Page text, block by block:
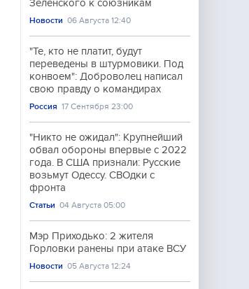
Зеленского к союзникам
Новости 06 Августа 12:40
"Те, кто не платит, будут
переведены в штурмовики. Под
конвоем": Доброволец написал
свою правду о командирах
Россия 17 Сентября 23:00
"Никто не ожидал": Крупнейший
обвал обороны впервые с 2022
года. В США признали: Русские
возьмут Одессу. СВОдки с
фронта
Статьи 04 Августа 05:00
Мэр Приходько: 2 жителя
Горловки ранены при атаке ВСУ
Новости 05 Августа 12:24